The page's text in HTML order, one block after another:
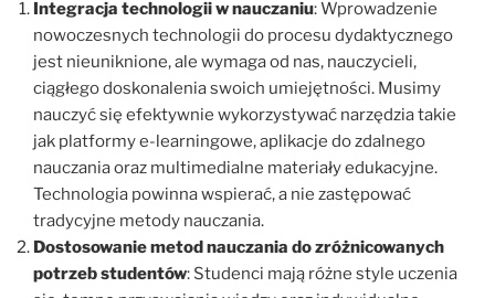
Integracja technologii w nauczaniu: Wprowadzenie
nowoczesnych technologii do procesu dydaktycznego
jest nieuniknione, ale wymaga od nas, nauczycieli,
ciągłego doskonalenia swoich umiejętności. Musimy
nauczyć się efektywnie wykorzystywać narzędzia takie
jak platformy e-learningowe, aplikacje do zdalnego
nauczania oraz multimedialne materiały edukacyjne.
Technologia powinna wspierać, a nie zastępować
tradycyjne metody nauczania.
Dostosowanie metod nauczania do zróżnicowanych
potrzeb studentów: Studenci mają różne style uczenia